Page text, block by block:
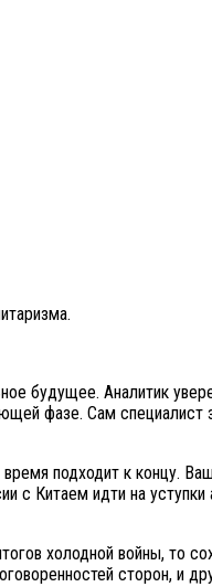
будущее. Аналитик
фазе. Сам специалист
подходит к концу.
с Китаем идти на уступки
холодной войны, то
сторон, и